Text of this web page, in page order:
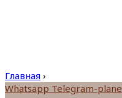
Главная ›
Whatsapp Telegram-plane